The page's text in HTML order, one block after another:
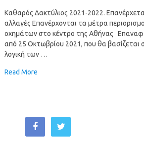
Καθαρός Δακτύλιος 2021-2022.
αλλαγές Επανέρχονται τα μέτρα
οχημάτων στο κέντρο της Αθήνας
από 25 Οκτωβρίου 2021, που θα
λογική των …
Read More